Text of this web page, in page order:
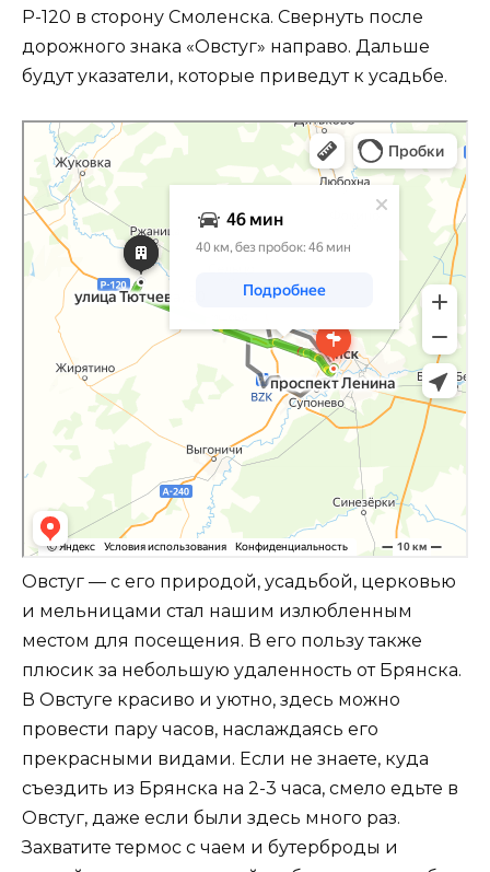
Р-120 в сторону Смоленска. Свернуть после
дорожного знака «Овстуг» направо. Дальше
будут указатели, которые приведут к усадьбе.
Яндекс Карты
улица Тютчева, 30: как доехать на автомобиле, общественным
транспортом или пешком – Яндекс Карты
Овстуг — с его природой, усадьбой, церковью
и мельницами стал нашим излюбленным
местом для посещения. В его пользу также
плюсик за небольшую удаленность от Брянска.
В Овстуге красиво и уютно, здесь можно
провести пару часов, наслаждаясь его
прекрасными видами. Если не знаете, куда
съездить из Брянска на 2-3 часа, смело едьте в
Овстуг, даже если были здесь много раз.
Захватите термос с чаем и бутерброды и